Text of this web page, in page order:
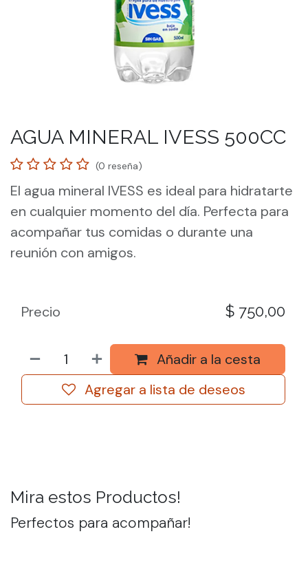
AGUA MINERAL IVESS 500CC
(0 reseña)
El agua mineral IVESS es ideal para hidratarte
en cualquier momento del día. Perfecta para
acompañar tus comidas o durante una
reunión con amigos.
Añadir a la cesta
Agregar a lista de deseos
Precio $ 750,00
Mira estos Productos!
Perfectos para acompañar!